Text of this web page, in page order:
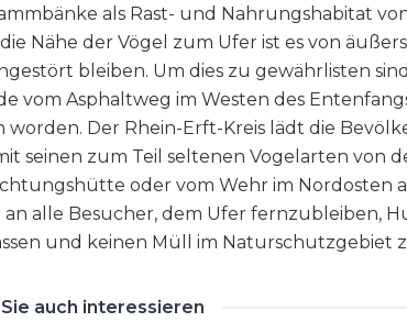
als Rast- und Nahrungshabitat
Nähe der Vögel zum Ufer ist es von
bleiben. Um dies zu gewährlisten
vom Asphaltweg im Westen des
worden. Der Rhein-Erft-Kreis lädt die
seinen zum Teil seltenen Vogelarten von
oder vom Wehr im Nordosten
alle Besucher, dem Ufer fernzubleiben,
und keinen Müll im Naturschutzgebiet
auch interessieren